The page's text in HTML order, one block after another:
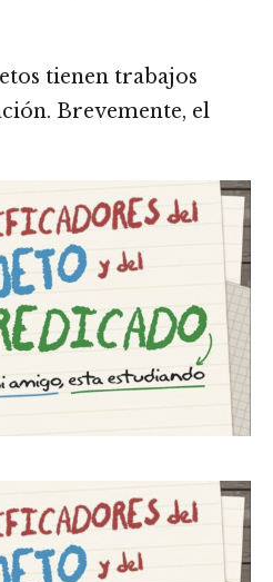
tienen trabajos
Brevemente, el